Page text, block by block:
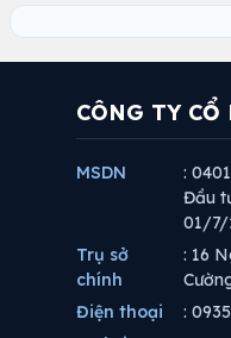
CÔNG TY
MSDN
:
Đầu
01/7/
Trụ sở
chính
: 16
Điện thoại
: